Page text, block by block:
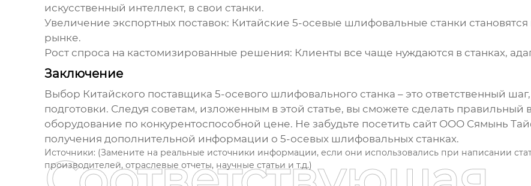
искусственный интеллект, в свои станки.
Увеличение экспортных поставок: Китайские 5-осевые шлифовальные станки
рынке.
Рост спроса на кастомизированные решения: Клиенты все чаще нуждаются в станках,
Заключение
Выбор Китайского поставщика 5-осевого шлифовального станка – это ответственный
подготовки. Следуя советам, изложенным в этой статье, вы сможете сделать правильный
оборудование по конкурентоспособной цене. Не забудьте посетить сайт ООО Сямынь
получения дополнительной информации о 5-осевых шлифовальных станках.
Источники: (Замените на реальные источники информации, если они использовались при написании
производителей, отраслевые отчеты, научные статьи и т.д.)